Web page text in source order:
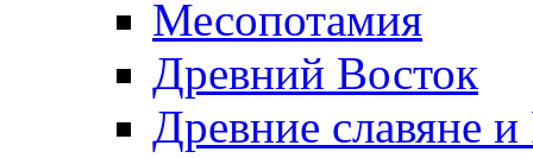
Месопотамия
Древний Восток
Древние славяне и